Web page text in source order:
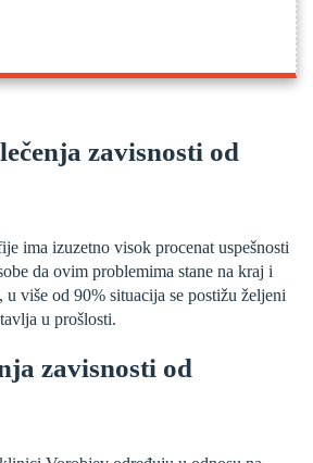
zavisnosti od
ima izuzetno visok procenat uspešnosti
da ovim problemima stane na kraj i
u više od 90% situacija se postižu željeni
u prošlosti.
zavisnosti od